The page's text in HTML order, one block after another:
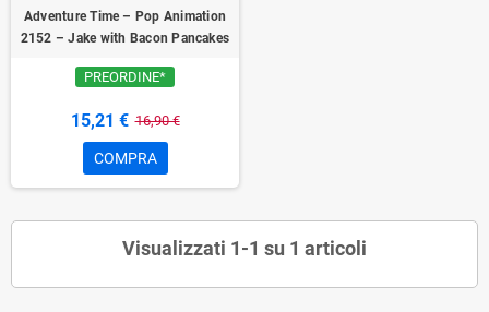
Adventure Time – Pop Animation
2152 – Jake with Bacon Pancakes
PREORDINE*
15,21 € 16,90 €
COMPRA
Visualizzati 1-1 su 1 articoli